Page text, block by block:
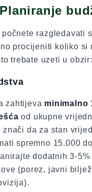
razgledavati
procijeniti koliko si
trebate uzeti u obzir:
zahtijeva minimalno
od ukupne
znači da za stan
spremno 15.000
dodatnih 3-5%
(porez, javni